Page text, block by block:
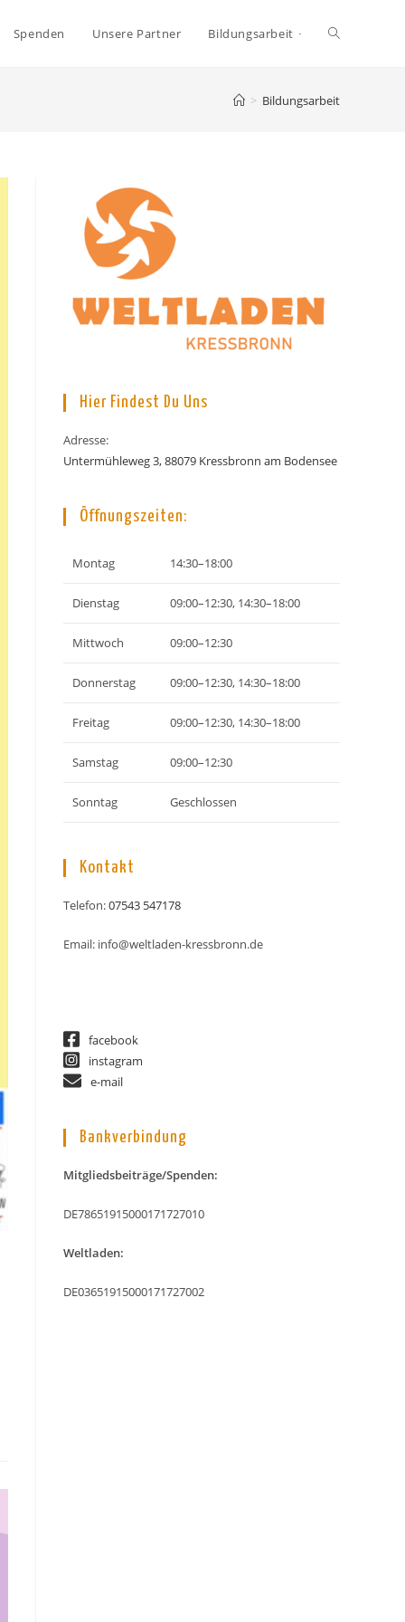
Spenden Unsere Partner Bildungsarbeit Toggle
website
> Bildungsarbeit
Hier Findest Du Uns
Adresse:
Untermühleweg 3, 88079 Kressbronn am Bodensee
Öffnungszeiten:
Montag 14:30–18:00
Dienstag 09:00–12:30, 14:30–18:00
Mittwoch 09:00–12:30
Donnerstag 09:00–12:30, 14:30–18:00
Freitag 09:00–12:30, 14:30–18:00
Samstag 09:00–12:30
Sonntag Geschlossen
Kontakt
Telefon:07543 547178
Email: info@weltladen-kressbronn.de
facebook
instagram
e-mail
Bankverbindung
Mitgliedsbeiträge/Spenden:
DE78651915000171727010
Weltladen:
DE03651915000171727002